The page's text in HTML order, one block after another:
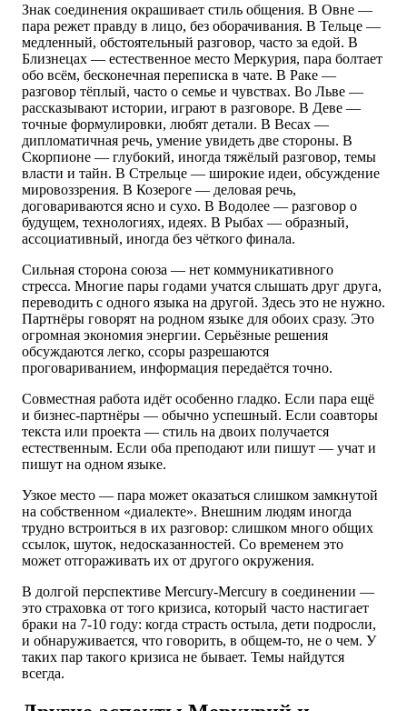
Знак соединения окрашивает стиль общения. В Овне —
пара режет правду в лицо, без оборачивания. В Тельце —
медленный, обстоятельный разговор, часто за едой. В
Близнецах — естественное место Меркурия, пара болтает
обо всём, бесконечная переписка в чате. В Раке —
разговор тёплый, часто о семье и чувствах. Во Льве —
рассказывают истории, играют в разговоре. В Деве —
точные формулировки, любят детали. В Весах —
дипломатичная речь, умение увидеть две стороны. В
Скорпионе — глубокий, иногда тяжёлый разговор, темы
власти и тайн. В Стрельце — широкие идеи, обсуждение
мировоззрения. В Козероге — деловая речь,
договариваются ясно и сухо. В Водолее — разговор о
будущем, технологиях, идеях. В Рыбах — образный,
ассоциативный, иногда без чёткого финала.
Сильная сторона союза — нет коммуникативного
стресса. Многие пары годами учатся слышать друг друга,
переводить с одного языка на другой. Здесь это не нужно.
Партнёры говорят на родном языке для обоих сразу. Это
огромная экономия энергии. Серьёзные решения
обсуждаются легко, ссоры разрешаются
проговариванием, информация передаётся точно.
Совместная работа идёт особенно гладко. Если пара ещё
и бизнес-партнёры — обычно успешный. Если соавторы
текста или проекта — стиль на двоих получается
естественным. Если оба преподают или пишут — учат и
пишут на одном языке.
Узкое место — пара может оказаться слишком замкнутой
на собственном «диалекте». Внешним людям иногда
трудно встроиться в их разговор: слишком много общих
ссылок, шуток, недосказанностей. Со временем это
может отгораживать их от другого окружения.
В долгой перспективе Mercury-Mercury в соединении —
это страховка от того кризиса, который часто настигает
браки на 7-10 году: когда страсть остыла, дети подросли,
и обнаруживается, что говорить, в общем-то, не о чем. У
таких пар такого кризиса не бывает. Темы найдутся
всегда.